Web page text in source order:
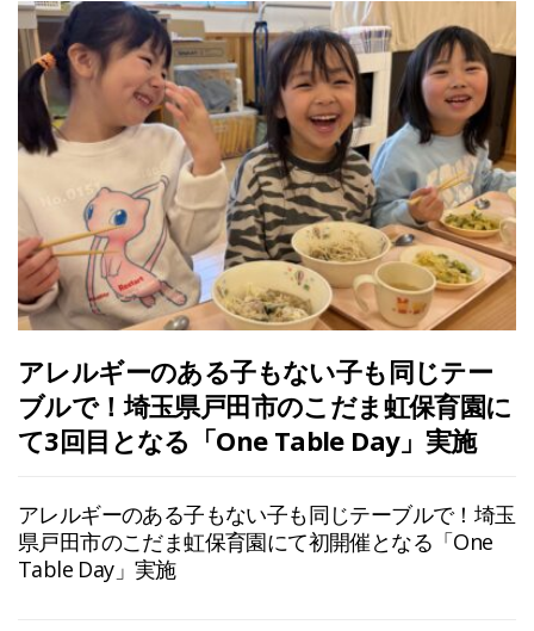
アレルギーのある子もない子も同じテー
ブルで！埼玉県戸田市のこだま虹保育園に
て3回目となる「One Table Day」実施
アレルギーのある子もない子も同じテーブルで！埼玉
県戸田市のこだま虹保育園にて初開催となる「One
Table Day」実施